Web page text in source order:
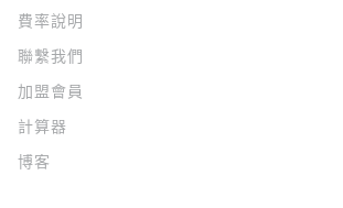
費率說明
聯繫我們
加盟會員
計算器
博客